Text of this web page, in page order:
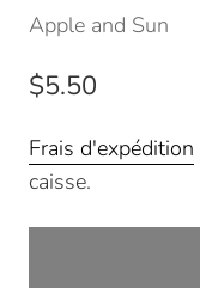
Apple and Sun
$5.50
Frais d'expédition
caisse.